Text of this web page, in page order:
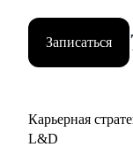
Записаться
Карьерная
L&D